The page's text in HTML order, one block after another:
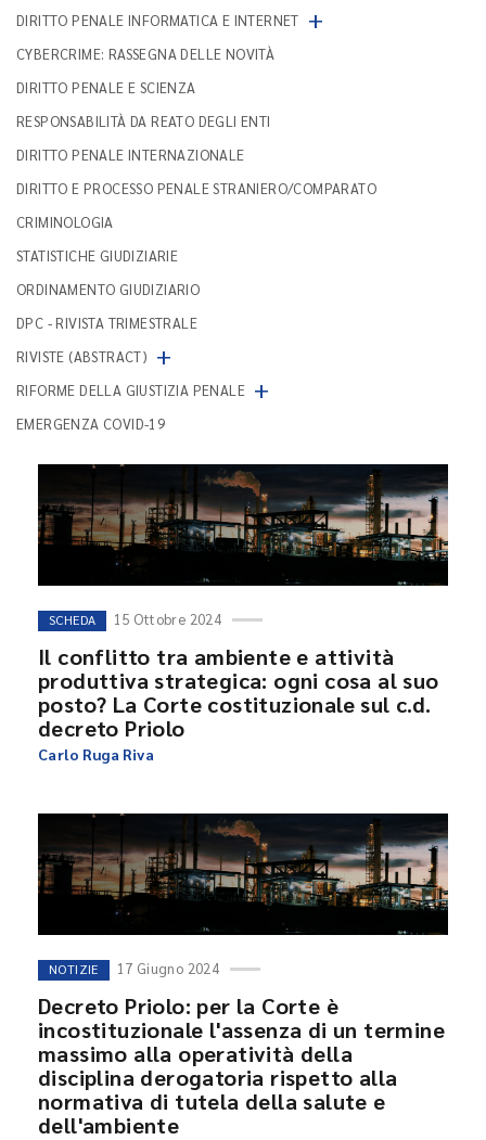
DIRITTO PENALE INFORMATICA E INTERNET +
CYBERCRIME: RASSEGNA DELLE NOVITÀ
DIRITTO PENALE E SCIENZA
RESPONSABILITÀ DA REATO DEGLI ENTI
DIRITTO PENALE INTERNAZIONALE
DIRITTO E PROCESSO PENALE STRANIERO/COMPARATO
CRIMINOLOGIA
STATISTICHE GIUDIZIARIE
ORDINAMENTO GIUDIZIARIO
DPC - RIVISTA TRIMESTRALE
RIVISTE (ABSTRACT) +
RIFORME DELLA GIUSTIZIA PENALE +
EMERGENZA COVID-19
SCHEDA 15 Ottobre 2024
Il conflitto tra ambiente e attività
produttiva strategica: ogni cosa al suo
posto? La Corte costituzionale sul c.d.
decreto Priolo
Carlo Ruga Riva
NOTIZIE 17 Giugno 2024
Decreto Priolo: per la Corte è
incostituzionale l'assenza di un termine
massimo alla operatività della
disciplina derogatoria rispetto alla
normativa di tutela della salute e
dell'ambiente